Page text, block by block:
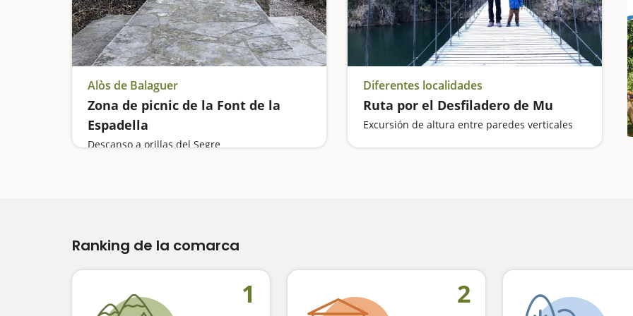
Alòs de Balaguer
Zona de picnic de la Font de la
Espadella
Descanso a orillas del Segre
Diferentes localidades
Ruta por el Desfiladero de Mu
Excursión de altura entre paredes verticales
Ranking de la comarca
1 2